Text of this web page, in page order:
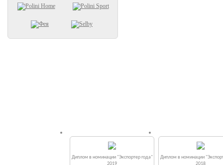
Диплом в номинации "Экспортер года"
2019
Диплом в номинации
2018